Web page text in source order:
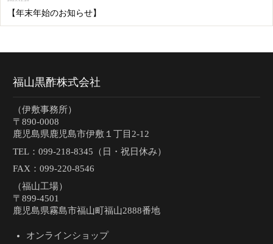
【年末年始のお知らせ】
福山黒酢株式会社
（伊敷事務所）
〒890-0008
鹿児島県鹿児島市伊敷１丁目2-12
TEL：099-218-8345（日・祝日休み）
FAX：099-220-8546
（福山工場）
〒899-4501
鹿児島県霧島市福山町福山2888番地
オンラインショップ